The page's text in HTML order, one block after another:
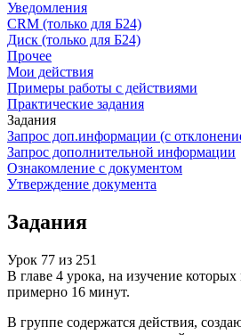
Уведомления
CRM (только для Б24)
Диск (только для Б24)
Прочее
Мои действия
Примеры работы с действиями
Практические задания
Задания
Запрос доп.информации (с
Запрос дополнительной информации
Ознакомление с документом
Утверждение документа
Задания
Урок 77 из 251
В главе 4 урока, на изучение которых
примерно 16 минут.
В группе содержатся действия,